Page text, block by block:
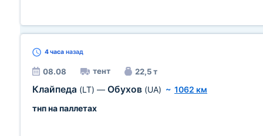
4 часа назад
08.08 тент 22,5 т
Клайпеда (LT) — Обухов (UA) ~ 1062 км
тнп на паллетах